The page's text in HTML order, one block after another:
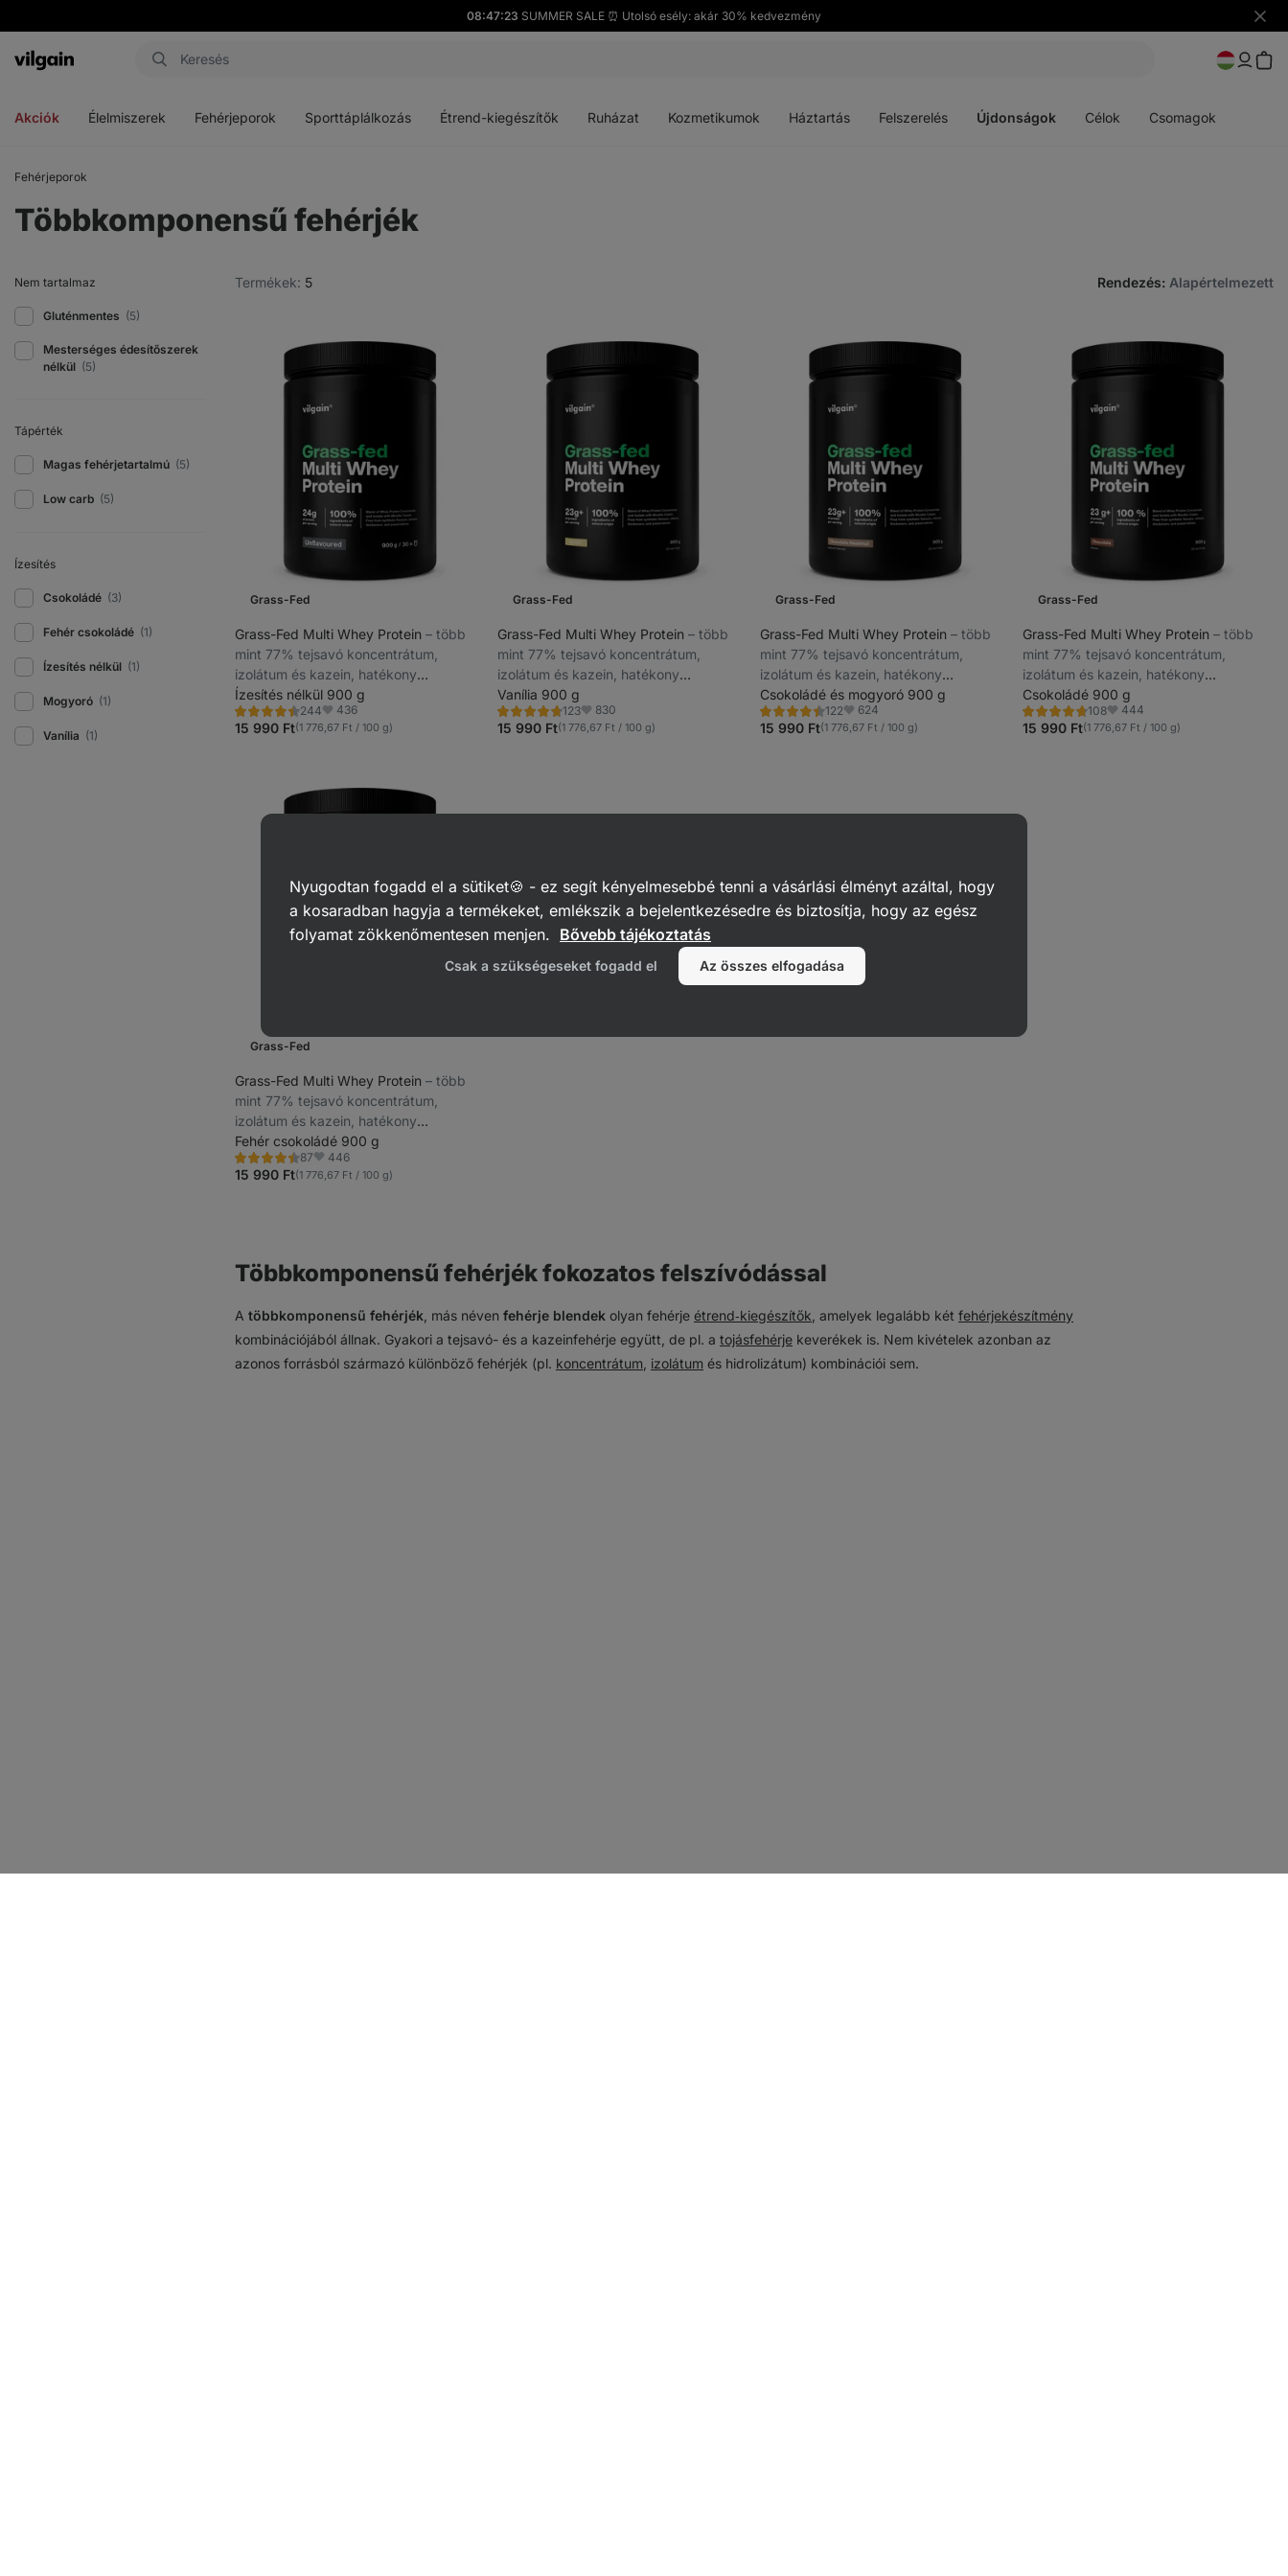
08:47:23 SUMMER SALE ⏰ Utolsó esély: akár 30% kedvezmény
Vilgain
Akciók Élelmiszerek Fehérjeporok Sporttáplálkozás Étrend-kiegészítők Ruházat Kozmetikumok Háztartás Felszerelés Újdonságok Célok Csomagok
Fehérjeporok
Többkomponensű fehérjék
Termékek: 5 Rendezés: Alapértelmezett
Nem tartalmaz
Gluténmentes (5)
Mesterséges édesítőszerek
nélkül (5)
Tápérték
Magas fehérjetartalmú (5)
Low carb (5)
Ízesítés
Csokoládé (3)
Fehér csokoládé (1)
Ízesítés nélkül (1)
Mogyoró (1)
Vanília (1)
Grass-Fed
Grass-Fed Multi Whey Protein ⁠–⁠ több
mint 77% tejsavó koncentrátum,
izolátum és kazein, hatékony
közvetlenül edzés után és hosszan
tartó fehérjehiány esetén, tisztán
természetes formula, sztíviával
Ízesítés nélkül 900 g
244
Értékelés
4.4/5,
244
Kedvencek
436
15 990 Ft(1 776,67 Ft / 100 g)
Grass-Fed
Grass-Fed Multi Whey Protein ⁠–⁠ több
mint 77% tejsavó koncentrátum,
izolátum és kazein, hatékony
közvetlenül edzés után és hosszan
tartó fehérjehiány esetén, tisztán
természetes formula, sztíviával
Vanília 900 g
123
Értékelés
4.7/5,
123
Kedvencek
830
15 990 Ft(1 776,67 Ft / 100 g)
Grass-Fed
Grass-Fed Multi Whey Protein ⁠–⁠ több
mint 77% tejsavó koncentrátum,
izolátum és kazein, hatékony
közvetlenül edzés után és hosszan
tartó fehérjehiány esetén, tisztán
természetes formula, sztíviával
Csokoládé és mogyoró 900 g
122
Értékelés
4.5/5,
122
Kedvencek
624
15 990 Ft(1 776,67 Ft / 100 g)
Grass-Fed
Grass-Fed Multi Whey Protein ⁠–⁠ több
mint 77% tejsavó koncentrátum,
izolátum és kazein, hatékony
közvetlenül edzés után és hosszan
tartó fehérjehiány esetén, tisztán
természetes formula, sztíviával
Csokoládé 900 g
108
Értékelés
4.6/5,
108
Kedvencek
444
15 990 Ft(1 776,67 Ft / 100 g)
Grass-Fed
Grass-Fed Multi Whey Protein ⁠–⁠ több
mint 77% tejsavó koncentrátum,
izolátum és kazein, hatékony
közvetlenül edzés után és hosszan
tartó fehérjehiány esetén, tisztán
természetes formula, sztíviával
Fehér csokoládé 900 g
87
Értékelés
4.4/5,
87
Kedvencek
446
15 990 Ft(1 776,67 Ft / 100 g)
Többkomponensű fehérjék fokozatos felszívódással
A többkomponensű fehérjék , más néven fehérje blendek olyan fehérje étrend‑kiegészítők , amelyek legalább két fehérjekészítmény
kombinációjából állnak. Gyakori a tejsavó- és a kazeinfehérje együtt, de pl. a tojásfehérje keverékek is. Nem kivételek azonban az
azonos forrásból származó különböző fehérjék (pl. koncentrátum izolátum és hidrolizátum) kombinációi sem.
Nyugodtan fogadd el a sütiket🍪 - ez segít kényelmesebbé tenni a vásárlási élményt azáltal, hogy
a kosaradban hagyja a termékeket, emlékszik a bejelentkezésedre és biztosítja, hogy az egész
folyamat zökkenőmentesen menjen. Bővebb tájékoztatás
Csak a szükségeseket fogadd el Az összes elfogadása